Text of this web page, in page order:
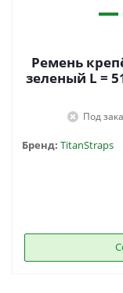
Ремень
зеленый L =
Под
Бренд: TitanStraps